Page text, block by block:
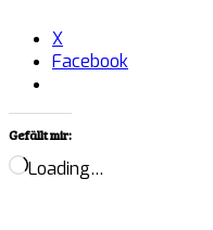
X
Facebook
Gefällt mir:
Loading…